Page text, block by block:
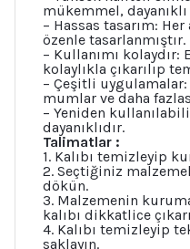
mükemmel,
– Hassas tasarım:
özenle tasarlanmıştır.
– Kullanımı kolaydır:
kolaylıkla çıkarılıp
– Çeşitli uygulamalar:
mumlar ve daha
– Yeniden
dayanıklıdır.
Talimatlar :
1. Kalıbı temizleyip
2. Seçtiğiniz
dökün.
3. Malzemenin
kalıbı dikkatlice
4. Kalıbı temizleyip
saklayın.